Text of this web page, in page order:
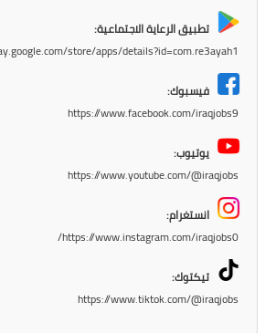
مرشحات
تطبيق الرعاية الاجتماعية:
store/apps/details?id=com.re3ayah1
فيسبوك:
https://www.facebook.com/iraqjobs9
يوتيوب:
https://www.youtube.com/@iraqjobs
انستغرام:
https://www.instagram.com/iraqjobs0/
تيكتوك:
https://www.tiktok.com/@iraqjobs